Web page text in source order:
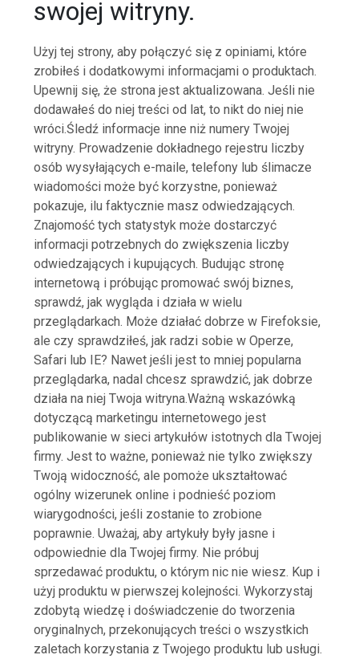
swojej witryny.
Użyj tej strony, aby połączyć się z opiniami, które
zrobiłeś i dodatkowymi informacjami o produktach.
Upewnij się, że strona jest aktualizowana. Jeśli nie
dodawałeś do niej treści od lat, to nikt do niej nie
wróci.Śledź informacje inne niż numery Twojej
witryny. Prowadzenie dokładnego rejestru liczby
osób wysyłających e-maile, telefony lub ślimacze
wiadomości może być korzystne, ponieważ
pokazuje, ilu faktycznie masz odwiedzających.
Znajomość tych statystyk może dostarczyć
informacji potrzebnych do zwiększenia liczby
odwiedzających i kupujących. Budując stronę
internetową i próbując promować swój biznes,
sprawdź, jak wygląda i działa w wielu
przeglądarkach. Może działać dobrze w Firefoksie,
ale czy sprawdziłeś, jak radzi sobie w Operze,
Safari lub IE? Nawet jeśli jest to mniej popularna
przeglądarka, nadal chcesz sprawdzić, jak dobrze
działa na niej Twoja witryna.Ważną wskazówką
dotyczącą marketingu internetowego jest
publikowanie w sieci artykułów istotnych dla Twojej
firmy. Jest to ważne, ponieważ nie tylko zwiększy
Twoją widoczność, ale pomoże ukształtować
ogólny wizerunek online i podnieść poziom
wiarygodności, jeśli zostanie to zrobione
poprawnie. Uważaj, aby artykuły były jasne i
odpowiednie dla Twojej firmy. Nie próbuj
sprzedawać produktu, o którym nic nie wiesz. Kup i
użyj produktu w pierwszej kolejności. Wykorzystaj
zdobytą wiedzę i doświadczenie do tworzenia
oryginalnych, przekonujących treści o wszystkich
zaletach korzystania z Twojego produktu lub usługi.